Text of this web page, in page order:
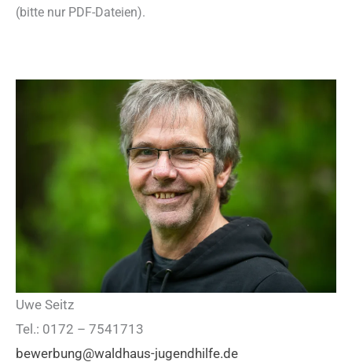
(bitte nur PDF-Dateien).
Uwe Seitz
Tel.: 0172 – 7541713
bewerbung@waldhaus-jugendhilfe.de